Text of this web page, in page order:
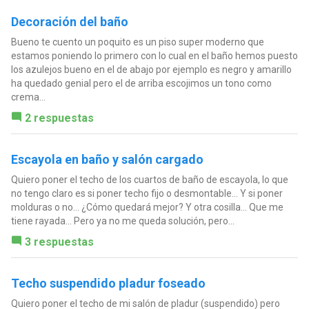
Decoración del baño
Bueno te cuento un poquito es un piso super moderno que
estamos poniendo lo primero con lo cual en el baño hemos puesto
los azulejos bueno en el de abajo por ejemplo es negro y amarillo
ha quedado genial pero el de arriba escojimos un tono como
crema...
2 respuestas
Escayola en baño y salón cargado
Quiero poner el techo de los cuartos de baño de escayola, lo que
no tengo claro es si poner techo fijo o desmontable... Y si poner
molduras o no... ¿Cómo quedará mejor? Y otra cosilla... Que me
tiene rayada... Pero ya no me queda solución, pero...
3 respuestas
Techo suspendido pladur foseado
Quiero poner el techo de mi salón de pladur (suspendido) pero